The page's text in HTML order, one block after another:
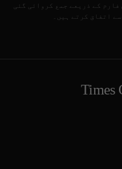
کے ذریعے جمع کروائی گئی
اتفاق کرتے ہیں۔